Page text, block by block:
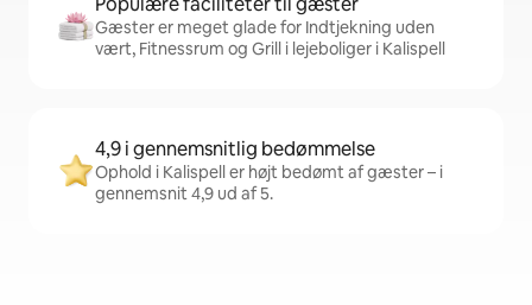
Gæster er meget glade for Indtjekning uden
vært, Fitnessrum og Grill i lejeboliger i Kalispell
4,9 i gennemsnitlig bedømmelse
Ophold i Kalispell er højt bedømt af gæster – i
gennemsnit 4,9 ud af 5.